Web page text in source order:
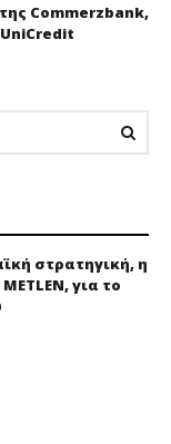
Commerzbank,
στρατηγική, η
για το